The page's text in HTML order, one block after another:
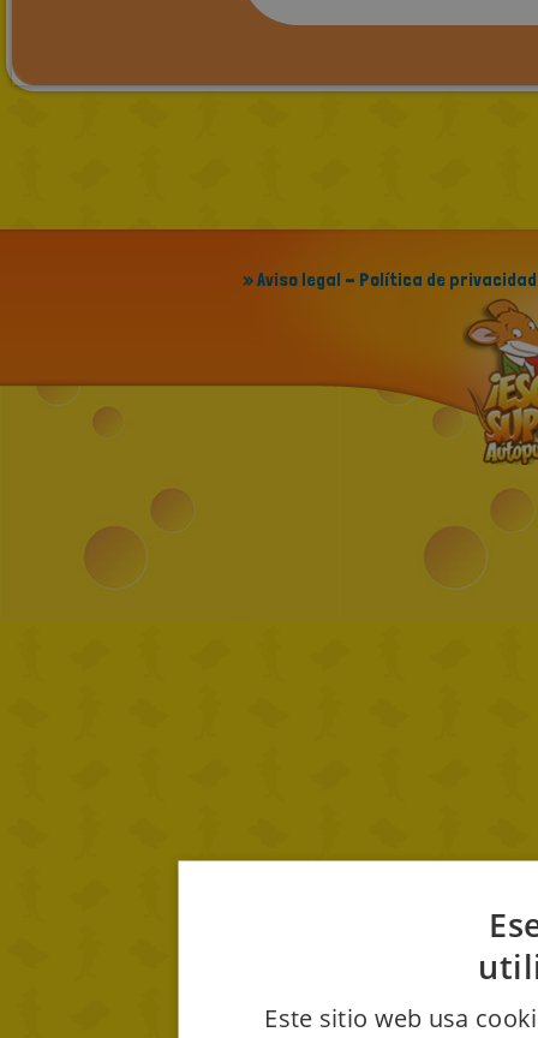
» Aviso legal - Política de privacidad
Este sitio web usa